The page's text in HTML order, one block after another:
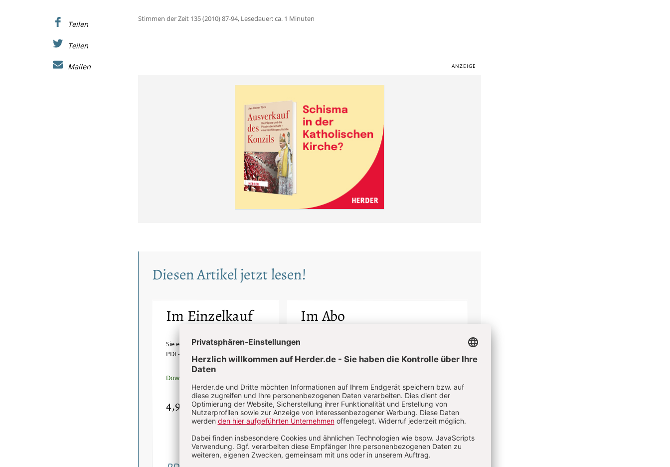
Stimmen der Zeit 135 (2010) 87-94, Lesedauer: ca. 1 Minuten
Diesen Artikel jetzt lesen!
Im Einzelkauf
Sie erhalten diesen Artikel als
PDF-Datei.
Download sofort verfügbar
4,90 €inkl. MwSt
Im Abo
Abo-Bereich
danach87,00 € für 6 Ausgaben pro Halbjahr +
Digitalzugang
inkl. MwSt., zzgl. 7,20 € Versand (D)
Im Abo Im Digital-Abo
Teilen
Teilen
Mailen